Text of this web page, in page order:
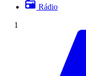
Rádio
1